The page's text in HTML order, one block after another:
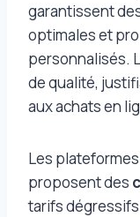
garantissent
optimales et
personnalisés.
de qualité,
aux achats en
Les
proposent des
tarifs